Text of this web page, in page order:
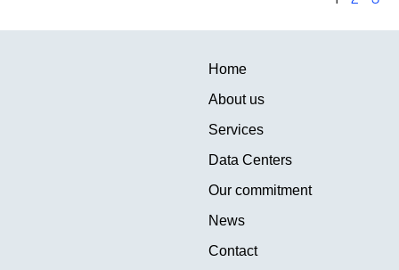
Home
About us
Services
Data Centers
Our commitment
News
Contact